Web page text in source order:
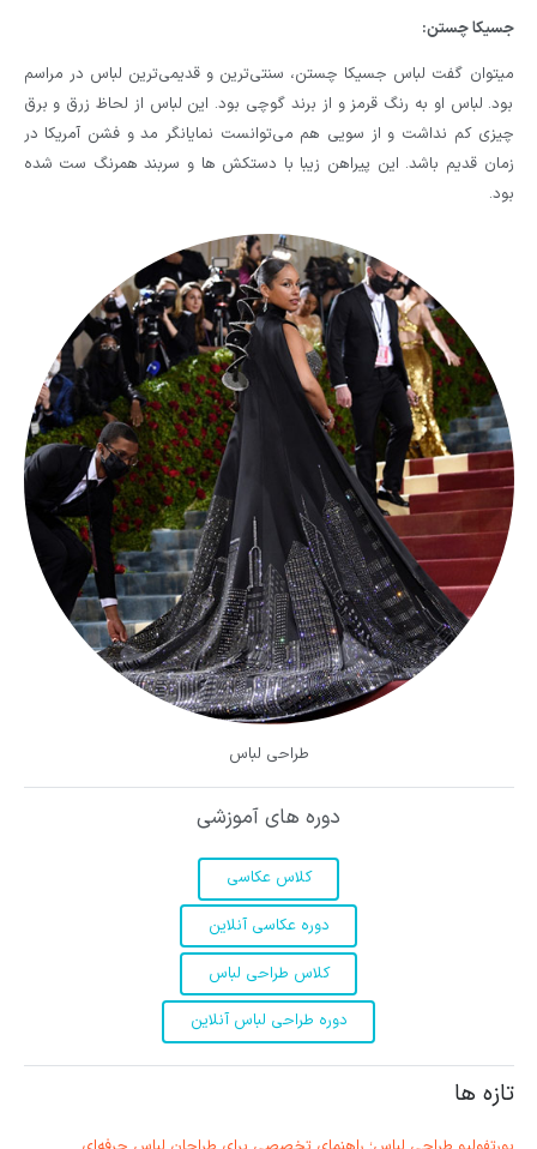
جسیکا چستن:
میتوان گفت لباس جسیکا چستن، سنتی‌ترین و قدیمی‌ترین لباس در مراسم
بود. لباس او به رنگ قرمز و از برند گوچی بود. این لباس از لحاظ زرق و برق
چیزی کم نداشت و از سویی هم می‌توانست نمایانگر مد و فشن آمریکا در
زمان قدیم باشد. این پیراهن زیبا با دستکش ها و سربند همرنگ ست شده
بود.
طراحی لباس
دوره های آموزشی
کلاس عکاسی
دوره عکاسی آنلاین
کلاس طراحی لباس
دوره طراحی لباس آنلاین
تازه ها